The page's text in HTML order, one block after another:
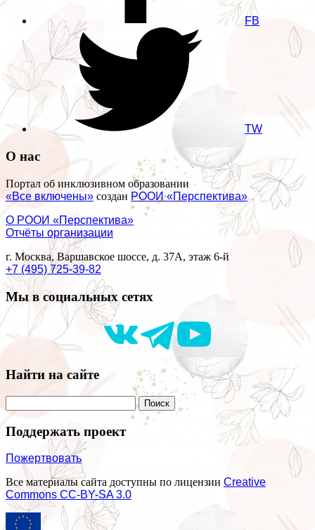
FB
TW
О нас
Портал об инклюзивном образовании
«Все включены» создан РООИ «Перспектива»
О РООИ «Перспектива»
Отчёты организации
г. Москва, Варшавское шоссе, д. 37А, этаж 6-й
+7 (495) 725-39-82
Мы в социальных сетях
Найти на сайте
Поддержать проект
Пожертвовать
Все материалы сайта доступны по лицензии Creative
Commons СС-BY-SA 3.0